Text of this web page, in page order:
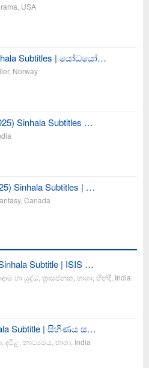
USA
Subtitles | යෝධයෝ…
, Norway
Sinhala Subtitles …
Sinhala Subtitles | …
, Canada
Subtitle | ISIS …
හා යුද්ධ ත්‍රාසජනක භාශා හින්දි India
Subtitle | සිහිණය ස…
දමිළ නාට්‍යමය භාශා India